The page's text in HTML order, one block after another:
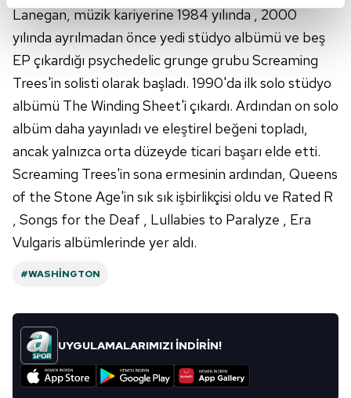
kalemimiz olduğunu sizlere hatırlatmak isteriz.
Her halükârda, kullanıcılar, bu çerezlere izin vermedikleri
takdirde, kullanıcılara hedefli reklamlar
Sizlere daha iyi bir hizmet sunabilmek için İnternet
Sitemizde kendimize ve üçüncü kişilere ait çerezler
kullanılmaktadır. Bu çerezler vasıtasıyla çeşitli kişisel
verileriniz işlenmekte olup gerekli olan çerezler bilgi
toplumu hizmetlerinin sunulması amacıyla
kullanılmaktadır. Diğer çerezler, sitemizin daha işlevsel
kılınması ve kişiselleştirilmesi ve sizlere yönelik
reklam/pazarlama faaliyetlerinin yapılması, amaçlarıyla
vasıtasıyla belirleyebilirsiniz. Çerezlere ilişkin detaylı bilgi
için Ayarlar butonuna tıklayabilir,
Metnimiziziyaret edebilirsiniz.
Lanegan, müzik kariyerine 1984 yılında , 2000
yılında ayrılmadan önce yedi stüdyo albümü ve beş
EP çıkardığı psychedelic grunge grubu Screaming
Trees'in solisti olarak başladı. 1990'da ilk solo stüdyo
albümü The Winding Sheet'i çıkardı. Ardından on solo
albüm daha yayınladı ve eleştirel beğeni topladı,
ancak yalnızca orta düzeyde ticari başarı elde etti.
Screaming Trees'in sona ermesinin ardından, Queens
of the Stone Age'in sık sık işbirlikçisi oldu ve Rated R
, Songs for the Deaf , Lullabies to Paralyze , Era
Vulgaris albümlerinde yer aldı.
#WASHINGTON
UYGULAMALARIMIZI İNDİRİN!